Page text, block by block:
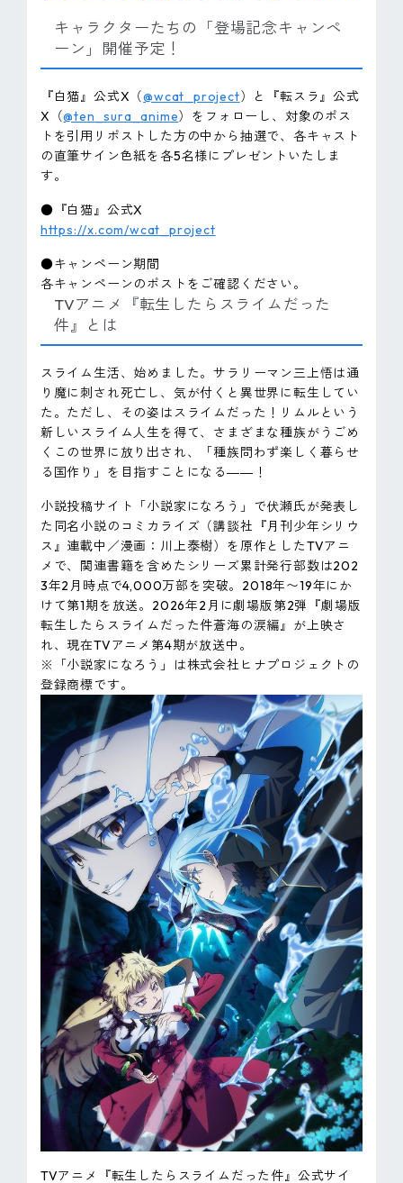
キャラクターたちの「登場記念キャンペ
ーン」開催予定！
『白猫』公式X（@wcat_project）と『転スラ』公式
X（@ten_sura_anime）をフォローし、対象のポス
トを引用リポストした方の中から抽選で、各キャスト
の直筆サイン色紙を各5名様にプレゼントいたしま
す。
●『白猫』公式X
https://x.com/wcat_project
●キャンペーン期間
各キャンペーンのポストをご確認ください。
TVアニメ『転生したらスライムだった
件』とは
スライム生活、始めました。サラリーマン三上悟は通
り魔に刺され死亡し、気が付くと異世界に転生してい
た。ただし、その姿はスライムだった！リムルという
新しいスライム人生を得て、さまざまな種族がうごめ
くこの世界に放り出され、「種族問わず楽しく暮らせ
る国作り」を目指すことになる――！
小説投稿サイト「小説家になろう」で伏瀬氏が発表し
た同名小説のコミカライズ（講談社『月刊少年シリウ
ス』連載中／漫画：川上泰樹）を原作としたTVアニ
メで、関連書籍を含めたシリーズ累計発行部数は202
3年2月時点で4,000万部を突破。2018年〜19年にか
けて第1期を放送。2026年2月に劇場版第2弾『劇場版
転生したらスライムだった件蒼海の涙編』が上映さ
れ、現在TVアニメ第4期が放送中。
※「小説家になろう」は株式会社ヒナプロジェクトの
登録商標です。
TVアニメ『転生したらスライムだった件』公式サイ